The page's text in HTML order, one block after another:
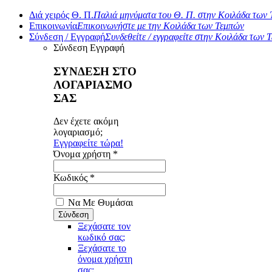
Διά χειρός Θ. Π.Παλιά μηνύματα του Θ. Π. στην Κοιλάδα των
ΕπικοινωνίαΕπικοινωνήστε με την Κοιλάδα των Τεμπών
Σύνδεση / ΕγγραφήΣυνδεθείτε / εγγραφείτε στην Κοιλάδα των
Σύνδεση Εγγραφή
ΣΥΝΔΕΣΗ ΣΤΟ
ΛΟΓΑΡΙΑΣΜΟ
ΣΑΣ
Δεν έχετε ακόμη
λογαριασμό;
Εγγραφείτε τώρα!
Όνομα χρήστη *
Κωδικός *
Να Με Θυμάσαι
Ξεχάσατε τον
κωδικό σας;
Ξεχάσατε το
όνομα χρήστη